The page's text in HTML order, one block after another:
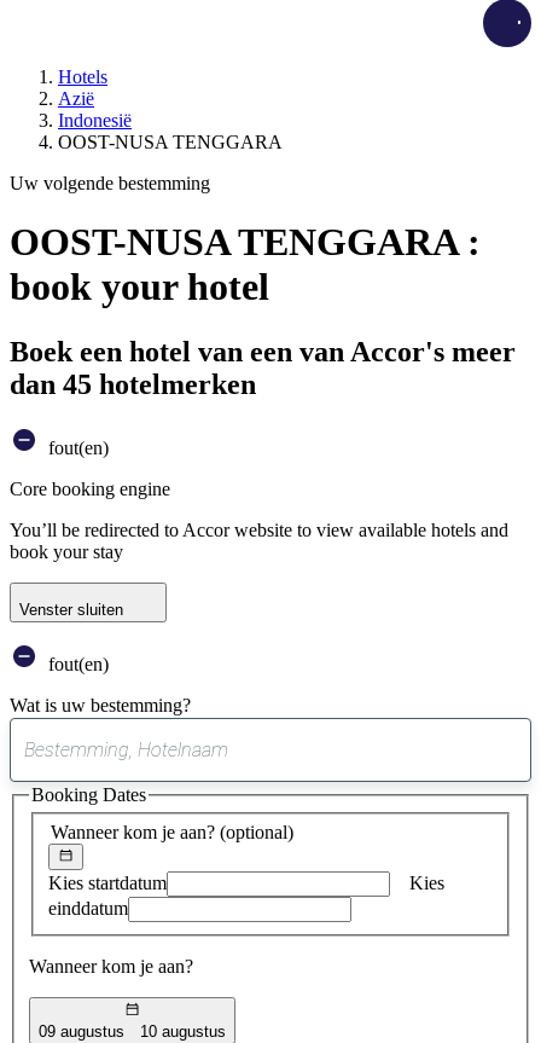
Hotels
Azië
Indonesië
OOST-NUSA TENGGARA
Uw volgende bestemming
OOST-NUSA TENGGARA :
book your hotel
Boek een hotel van een van Accor's meer
dan 45 hotelmerken
fout(en)
Core booking engine
You’ll be redirected to Accor website to view available hotels and
book your stay
Venster sluiten
fout(en)
Wat is uw bestemming?
suggestie
gevonden
Wanneer kom je aan? (optional)
Kies startdatum
Kies
einddatum
Wanneer kom je aan?
09 augustus 10 augustus
Booking Dates